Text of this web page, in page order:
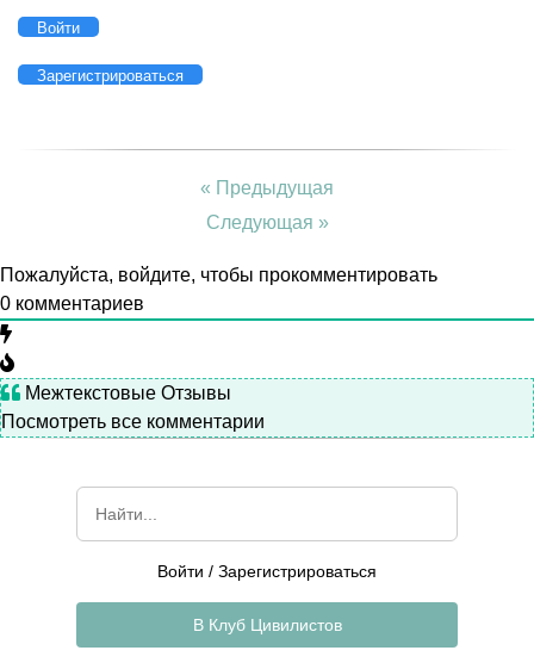
Войти
Зарегистрироваться
« Предыдущая
Следующая »
Пожалуйста, войдите, чтобы прокомментировать
0 комментариев
Межтекстовые Отзывы
Посмотреть все комментарии
Войти / Зарегистрироваться
В Клуб Цивилистов